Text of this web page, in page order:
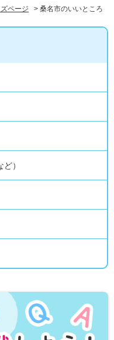
ページ > 桑名市のいいところ
）